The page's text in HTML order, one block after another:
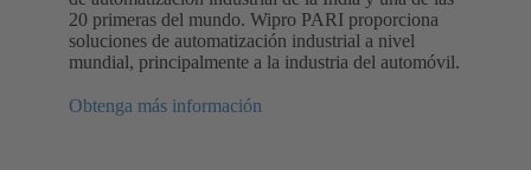
20 primeras del mundo. Wipro PARI proporciona
soluciones de automatización industrial a nivel
mundial, principalmente a la industria del automóvil.
Obtenga más información